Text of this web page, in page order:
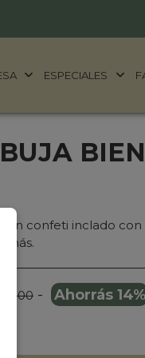
ESPECIALES
confeti inclado con
más.
- Ahorrás 14%